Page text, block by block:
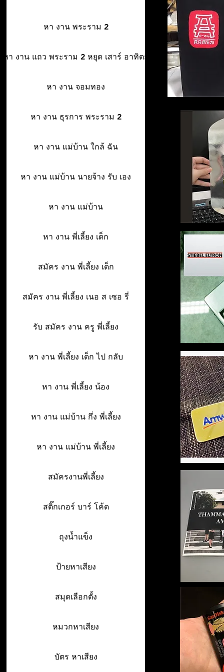
หา งาน พระราม 2
หา งาน แถว พระราม 2 หยุด เสาร์ อาทิตย์
หา งาน จอมทอง
หา งาน ธุรการ พระราม 2
หา งาน แม่บ้าน ใกล้ ฉัน
หา งาน แม่บ้าน นายจ้าง รับ เอง
หา งาน แม่บ้าน
หา งาน พี่เลี้ยง เด็ก
สมัคร งาน พี่เลี้ยง เด็ก
สมัคร งาน พี่เลี้ยง เนอ ส เซอ รี่
รับ สมัคร งาน ครู พี่เลี้ยง
หา งาน พี่เลี้ยง เด็ก ไป กลับ
หา งาน พี่เลี้ยง น้อง
หา งาน แม่บ้าน กึ่ง พี่เลี้ยง
หา งาน แม่บ้าน พี่เลี้ยง
สมัครงานพี่เลี้ยง
สติ๊กเกอร์ บาร์ โค้ด
ถุงน้ำแข็ง
ป้ายหาเสียง
สมุดเลือกตั้ง
หมวกหาเสียง
บัตร หาเสียง